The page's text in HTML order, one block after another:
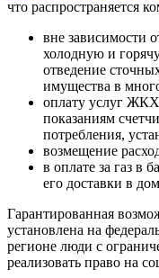
что распространяется
вне зависимости
холодную и
отведение
имущества в
оплату услуг ЖКХ
показаниям
потребления,
возмещение
в оплате за газ в
его доставки в
Гарантированная
установлена на
регионе люди с
реализовать право на